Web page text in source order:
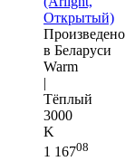
Открытый)
Произведено
в Беларуси
Warm
|
Тёплый
3000
K
1 16708